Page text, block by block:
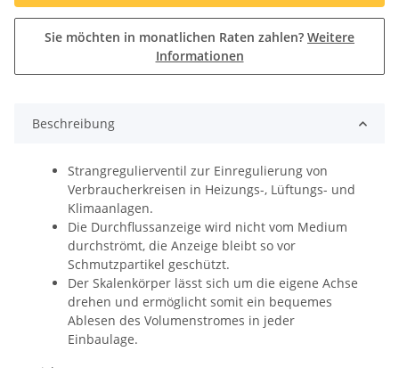
Sie möchten in monatlichen Raten zahlen? Weitere
Informationen
Beschreibung
Strangregulierventil zur Einregulierung von
Verbraucherkreisen in Heizungs-, Lüftungs- und
Klimaanlagen.
Die Durchflussanzeige wird nicht vom Medium
durchströmt, die Anzeige bleibt so vor
Schmutzpartikel geschützt.
Der Skalenkörper lässt sich um die eigene Achse
drehen und ermöglicht somit ein bequemes
Ablesen des Volumenstromes in jeder
Einbaulage.